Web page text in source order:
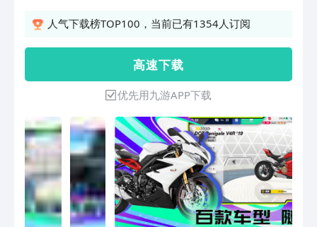
和驾驶反馈、参考真实场景做地图，硬核
技，骑士们都能在《黎明飞驰》中找到属
于自己的驾驶乐趣。
人气下载榜TOP100，当前已有1354人订阅
高 速 下 载
优先用九游APP下载